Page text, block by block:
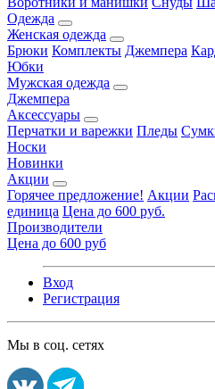
Одежда
Женская одежда
Брюки Комплекты Джемпера
Юбки
Мужская одежда
Джемпера
Аксессуары
Перчатки и варежки Пледы
Носки
Новинки
Акции
Горячее предложение! Акции
единица Цена до 600 руб.
Производители
Цена до 600 руб
Вход
Регистрация
Мы в соц. сетях